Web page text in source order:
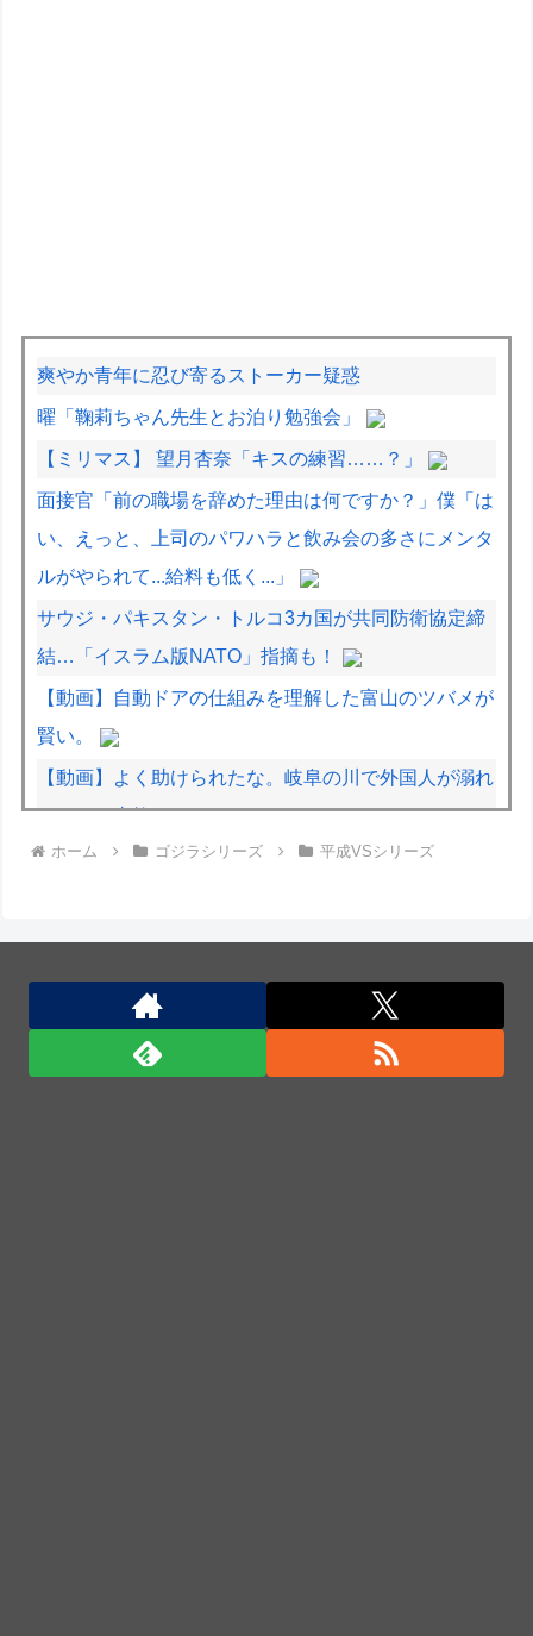
爽やか青年に忍び寄るストーカー疑惑
曜「鞠莉ちゃん先生とお泊り勉強会」
【ミリマス】 望月杏奈「キスの練習……？」
面接官「前の職場を辞めた理由は何ですか？」僕「は
い、えっと、上司のパワハラと飲み会の多さにメンタ
ルがやられて...給料も低く...」
サウジ・パキスタン・トルコ3カ国が共同防衛協定締
結…「イスラム版NATO」指摘も！
【動画】自動ドアの仕組みを理解した富山のツバメが
賢い。
【動画】よく助けられたな。岐阜の川で外国人が溺れ
てしまう事故。
【動画】逃げる判断はやっ！埼玉でスマホ運転のプリ
サウジ・パキスタン・トルコ3カ国が共同防衛協定締
結…「イスラム版NATO」指摘も！
ホーム ゴジラシリーズ 平成VSシリーズ